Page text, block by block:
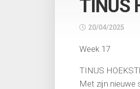
TINUS
20/04/2025
Week 17
TINUS
Met zijn nieuwe